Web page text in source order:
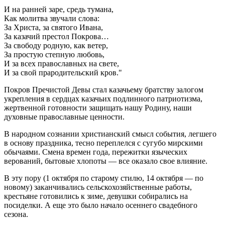
И на ранней заре, средь тумана,
Как молитва звучали слова:
За Христа, за святого Ивана,
За казачий престол Покрова…
За свободу родную, как ветер,
За простую степную любовь,
И за всех православных на свете,
И за свой прародительский кров."
Покров Пречистой Девы стал казачьему братству залогом
укрепления в сердцах казачьих подлинного патриотизма,
жертвенной готовности защищать нашу Родину, наши
духовные православные ценности.
В народном сознании христианский смысл события, легшего
в основу праздника, тесно переплелся с сугубо мирскими
обычаями. Смена времен года, пережитки языческих
верований, бытовые хлопоты — все оказало свое влияние.
В эту пору (1 октября по старому стилю, 14 октября — по
новому) заканчивались сельскохозяйственные работы,
крестьяне готовились к зиме, девушки собирались на
посиделки. А еще это было начало осеннего свадебного
сезона.